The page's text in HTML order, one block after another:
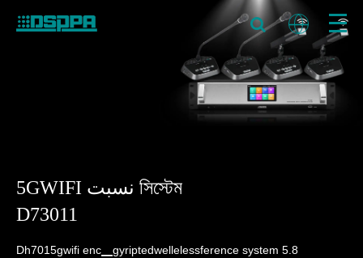
5GWIFI نسبت সিস্টেম
D73011
Dh7015gwifi enc▁gyriptedwellelessference system 5.8